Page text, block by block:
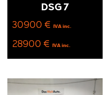
DSG 7
30900 € IVA inc.
28900 € IVA inc.